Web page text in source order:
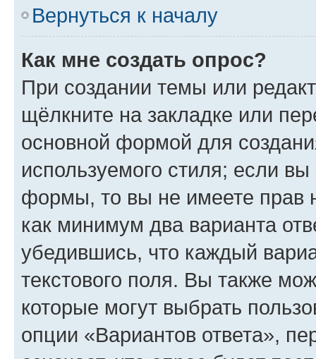
Вернуться к началу
Как мне создать опрос?
При создании темы или
щёлкните на закладке или
основной формой для
используемого стиля; если
формы, то вы не имеете прав
как минимум два варианта
убедившись, что каждый
текстового поля. Вы также
которые могут выбрать
опции «Вариантов ответа»,